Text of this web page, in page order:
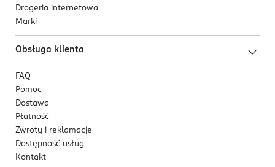
Drogeria internetowa
Marki
Obsługa klienta
FAQ
Pomoc
Dostawa
Płatność
Zwroty i reklamacje
Dostępność usług
Kontakt